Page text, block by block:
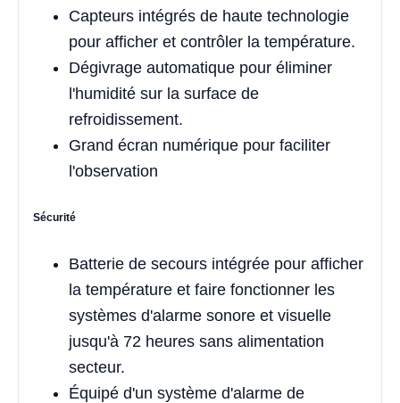
Capteurs intégrés de haute technologie
pour afficher et contrôler la température.
Dégivrage automatique pour éliminer
l'humidité sur la surface de
refroidissement.
Grand écran numérique pour faciliter
l'observation
Sécurité
Batterie de secours intégrée pour afficher
la température et faire fonctionner les
systèmes d'alarme sonore et visuelle
jusqu'à 72 heures sans alimentation
secteur.
Équipé d'un système d'alarme de